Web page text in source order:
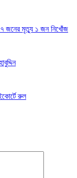
৭৭ জনের মৃত্যু ১ জন নিখোঁজ
রুল